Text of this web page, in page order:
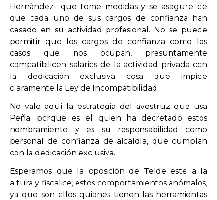
Hernández- que tome medidas y se asegure de
que cada uno de sus cargos de confianza han
cesado en su actividad profesional. No se puede
permitir que los cargos de confianza como los
casos que nos ocupan, presuntamente
compatibilicen salarios de la actividad privada con
la dedicación exclusiva cosa que impide
claramente la Ley de Incompatibilidad
No vale aquí la estrategia del avestruz que usa
Peña, porque es el quien ha decretado estos
nombramiento y es su responsabilidad como
personal de confianza de alcaldía, que cumplan
con la dedicación exclusiva.
Esperamos que la oposición de Telde este a la
altura y fiscalice, estos comportamientos anómalos,
ya que son ellos quienes tienen las herramientas